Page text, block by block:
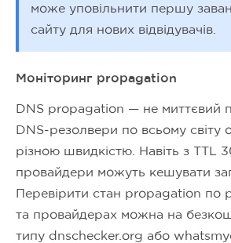
може уповільнити першу
сайту для нових відвідувачів.
Моніторинг propagation
DNS propagation — не миттєвий
DNS-резолвери по всьому світу
різною швидкістю. Навіть з TTL
провайдери можуть кешувати
Перевірити стан propagation по
та провайдерах можна на
типу dnschecker.org або